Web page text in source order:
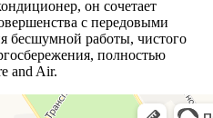
он сочетает
с передовыми
бесшумной работы, чистого
полностью
and Air.